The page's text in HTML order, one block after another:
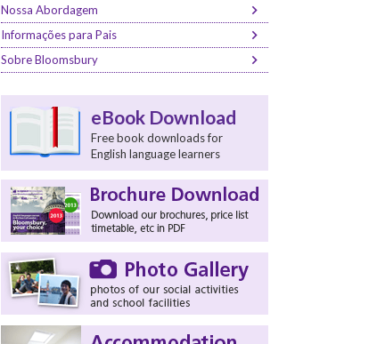
Nossa Abordagem
Informações para Pais
Sobre Bloomsbury
eBook Download
Free book downloads for
English language learners